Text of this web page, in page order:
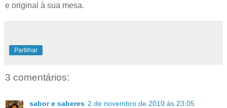
e original à sua mesa.
Partilhar
3 comentários:
sabor e saberes 2 de novembro de 2010 às 23:05